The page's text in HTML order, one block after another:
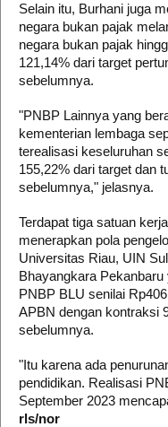
Selain itu, Burhani juga
negara bukan pajak
negara bukan pajak
121,14% dari target
sebelumnya.
"PNBP Lainnya yang
kementerian lembaga
terealisasi keseluruhan
155,22% dari target dan
sebelumnya," jelasnya.
Terdapat tiga satuan
menerapkan pola
Universitas Riau, UIN
Bhayangkara
PNBP BLU senilai
APBN dengan kontraksi
sebelumnya.
"Itu karena ada
pendidikan. Realisasi
September 2023
rls/nor